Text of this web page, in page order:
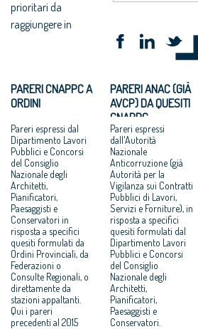
prioritari da
raggiungere in
PARERI CNAPPC A
ORDINI
Pareri espressi dal
Dipartimento Lavori
Pubblici e Concorsi
del Consiglio
Nazionale degli
Architetti,
Pianificatori,
Paesaggisti e
Conservatori in
risposta a specifici
quesiti formulati da
Ordini Provinciali, da
Federazioni o
Consulte Regionali, o
direttamente da
stazioni appaltanti.
Qui i pareri
precedenti al 2015
PARERI ANAC (GIÀ
AVCP) DA QUESITI
CNAPPC
Pareri espressi
dall'Autorità
Nazionale
Anticorruzione (già
Autorità per la
Vigilanza sui Contratti
Pubblici di Lavori,
Servizi e Forniture), in
risposta a specifici
quesiti formulati dal
Dipartimento Lavori
Pubblici e Concorsi
del Consiglio
Nazionale degli
Architetti,
Pianificatori,
Paesaggisti e
Conservatori.